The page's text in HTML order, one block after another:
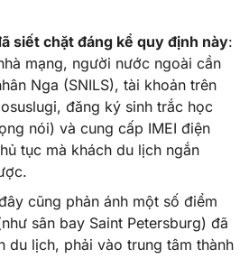
siết chặt đáng kể quy định này:
mạng, người nước ngoài cần
Nga (SNILS), tài khoản trên
đăng ký sinh trắc học
nói) và cung cấp IMEI điện
tục mà khách du lịch ngắn
cũng phản ánh một số điểm
sân bay Saint Petersburg) đã
du lịch, phải vào trung tâm thành